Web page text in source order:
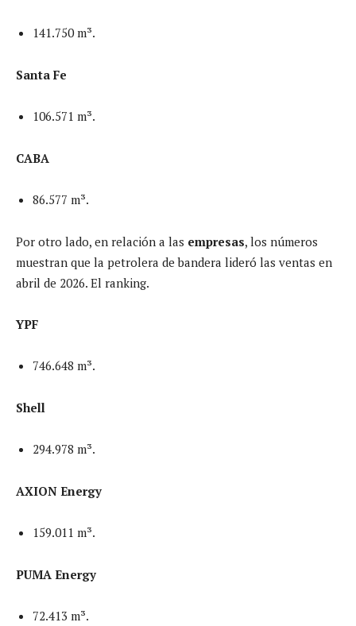
141.750 m³.
Santa Fe
106.571 m³.
CABA
86.577 m³.
Por otro lado, en relación a las empresas, los números
muestran que la petrolera de bandera lideró las ventas en
abril de 2026. El ranking.
YPF
746.648 m³.
Shell
294.978 m³.
AXION Energy
159.011 m³.
PUMA Energy
72.413 m³.